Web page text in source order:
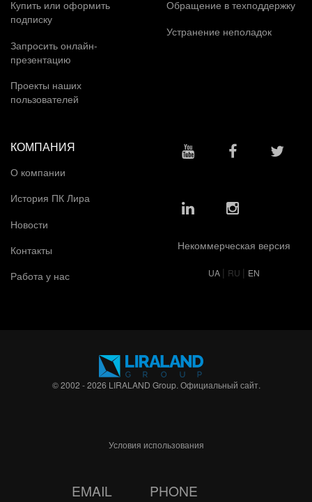
Купить или оформить
подписку
Запросить онлайн-
презентацию
Проекты наших
пользователей
Обращение в техподдержку
Устранение неполадок
КОМПАНИЯ
О компании
История ПК Лира
Новости
Контакты
Работа у нас
Некоммерческая версия
UA | RU | EN
© 2002 - 2026 LIRALAND Group. Официальный сайт.
Условия использования
EMAIL PHONE